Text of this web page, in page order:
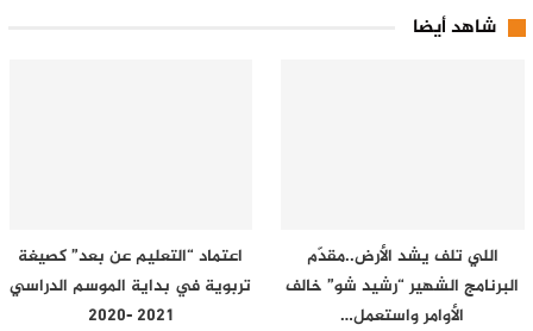
شاهد أيضا
اللي تلف يشد الأرض..مقدّم
البرنامج الشهير “رشيد شو” خالف
الأوامر واستعمل…
اعتماد “التعليم عن بعد” كصيغة
تربوية في بداية الموسم الدراسي
2021 -2020